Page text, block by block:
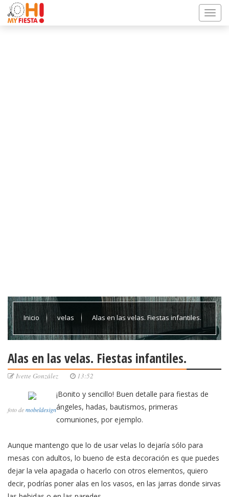
Inicio velas Alas en las velas. Fiestas infantiles.
Alas en las velas. Fiestas infantiles.
Ivette González 13:52
foto demobeldesign
¡Bonito y sencillo! Buen detalle para fiestas de
ángeles, hadas, bautismos, primeras
comuniones, por ejemplo.
Aunque mantengo que lo de usar velas lo dejaría sólo para
mesas con adultos, lo bueno de esta decoración es que puedes
dejar la vela apagada o hacerlo con otros elementos, quiero
decir, podrías poner alas en los vasos, en las jarras donde sirvas